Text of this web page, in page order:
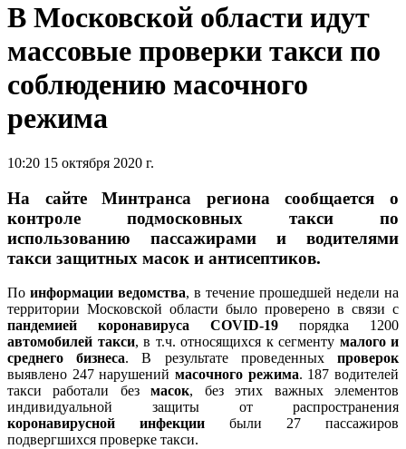
В Московской области идут
массовые проверки такси по
соблюдению масочного
режима
10:20 15 октября 2020 г.
На сайте Минтранса региона сообщается о
контроле подмосковных такси по
использованию пассажирами и водителями
такси защитных масок и антисептиков.
По информации ведомства, в течение прошедшей недели на
территории Московской области было проверено в связи с
пандемией коронавируса COVID-19 порядка 1200
автомобилей такси, в т.ч. относящихся к сегменту малого и
среднего бизнеса. В результате проведенныхпроверок
выявлено 247 нарушений масочного режима. 187 водителей
такси работали безмасок, без этих важных элементов
индивидуальной защиты от распространения
коронавирусной инфекции были 27 пассажиров
подвергшихся проверке такси.